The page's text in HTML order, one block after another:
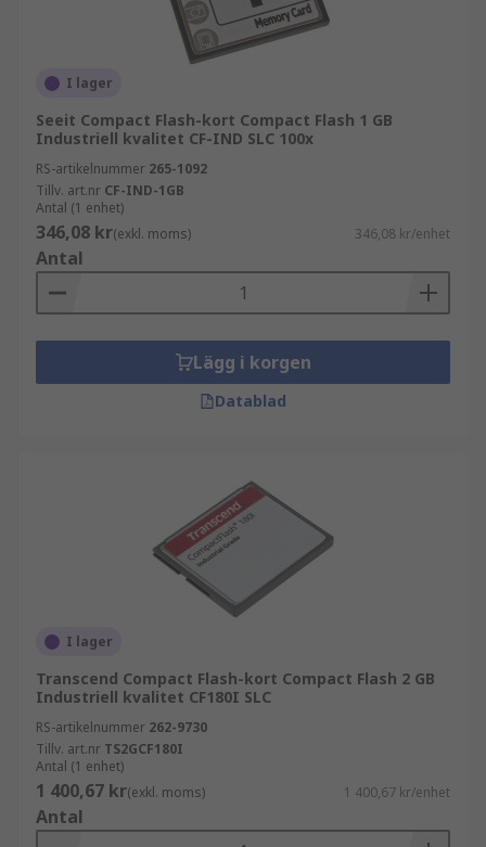
I lager
Seeit Compact Flash-kort Compact Flash 1 GB
Industriell kvalitet CF-IND SLC 100x
RS-artikelnummer 265-1092
Tillv. art.nr CF-IND-1GB
Antal (1 enhet)
346,08 kr(exkl. moms) 346,08 kr/enhet
Antal
Lägg i korgen
Datablad
I lager
Transcend Compact Flash-kort Compact Flash 2 GB
Industriell kvalitet CF180I SLC
RS-artikelnummer 262-9730
Tillv. art.nr TS2GCF180I
Antal (1 enhet)
1 400,67 kr(exkl. moms) 1 400,67 kr/enhet
Antal